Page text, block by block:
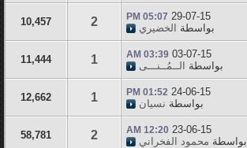
29-07-15
05:07 PM
بواسطة الخضيري 2
10,457
03-07-15
03:39 AM
بواسطة الــمُــنـــى 1
11,444
24-06-15
01:52 PM
بواسطة نسيان 1
12,662
23-06-15
12:20 AM
بواسطة محمود الفخراني 2
58,781